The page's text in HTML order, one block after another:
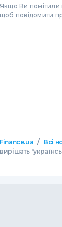
Якщо Ви помітили
щоб повідомити
Finance.ua / Всі
вирішать